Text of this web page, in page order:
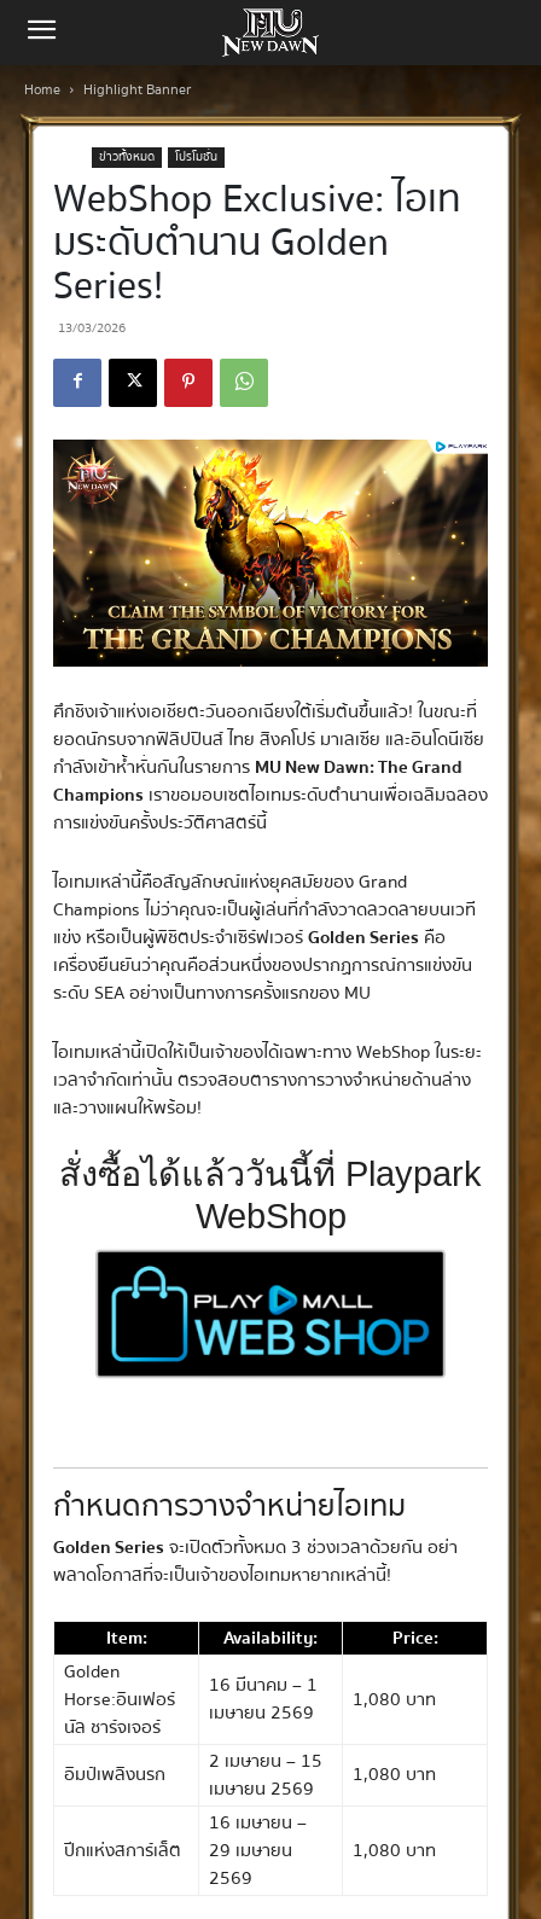
Home Highlight Banner
ข่าวทั้งหมด โปรโมชั่น
WebShop Exclusive: ไอเท
มระดับตำนาน Golden
Series!
13/03/2026
ศึกชิงเจ้าแห่งเอเชียตะวันออกเฉียงใต้เริ่มต้นขึ้นแล้ว! ในขณะที่
ยอดนักรบจากฟิลิปปินส์ ไทย สิงคโปร์ มาเลเซีย และอินโดนีเซีย
กำลังเข้าห้ำหั่นกันในรายการ MU New Dawn: The Grand
Champions เราขอมอบเซตไอเทมระดับตำนานเพื่อเฉลิมฉลอง
การแข่งขันครั้งประวัติศาสตร์นี้
ไอเทมเหล่านี้คือสัญลักษณ์แห่งยุคสมัยของ Grand
Champions ไม่ว่าคุณจะเป็นผู้เล่นที่กำลังวาดลวดลายบนเวที
แข่ง หรือเป็นผู้พิชิตประจำเซิร์ฟเวอร์Golden Series คือ
เครื่องยืนยันว่าคุณคือส่วนหนึ่งของปรากฏการณ์การแข่งขัน
ระดับ SEA อย่างเป็นทางการครั้งแรกของ MU
ไอเทมเหล่านี้เปิดให้เป็นเจ้าของได้เฉพาะทาง WebShop ในระยะ
เวลาจำกัดเท่านั้น ตรวจสอบตารางการวางจำหน่ายด้านล่าง
และวางแผนให้พร้อม!
สั่งซื้อได้แล้ววันนี้ที่ Playpark
WebShop
กำหนดการวางจำหน่ายไอเทม
Golden Series จะเปิดตัวทั้งหมด 3 ช่วงเวลาด้วยกัน อย่า
พลาดโอกาสที่จะเป็นเจ้าของไอเทมหายากเหล่านี้!
Item: Availability:
Price:
Golden
Horse:อินเฟอร์
นัล ชาร์จเจอร์
16 มีนาคม – 1
เมษายน 2569
1,080 บาท
อิมป์เพลิงนรก
2 เมษายน – 15
เมษายน 2569
1,080 บาท
ปีกแห่งสการ์เล็ต
16 เมษายน –
29 เมษายน
2569
1,080 บาท